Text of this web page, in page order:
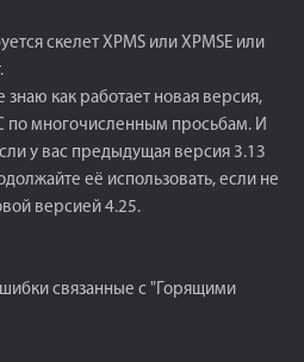
скелет XPMS или XPMSE или
как работает новая версия,
по многочисленным просьбам. И
у вас предыдущая версия 3.13
её использовать, если не
версией 4.25.
связанные с "Горящими